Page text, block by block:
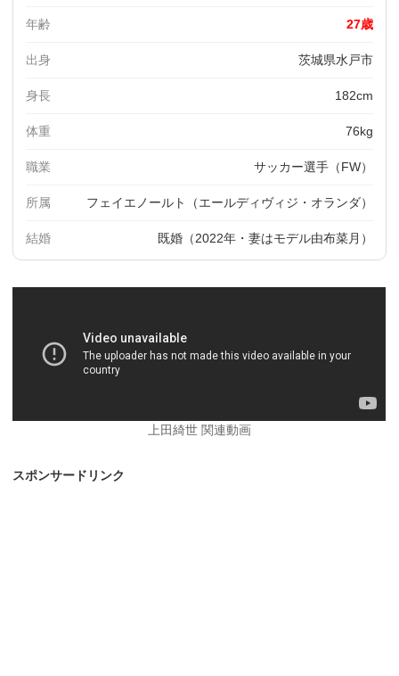
年齢 27歳
出身 茨城県水戸市
身長 182cm
体重 76kg
職業 サッカー選手（FW）
所属 フェイエノールト（エールディヴィジ・オランダ）
結婚 既婚（2022年・妻はモデル由布菜月）
上田綺世 関連動画
スポンサードリンク